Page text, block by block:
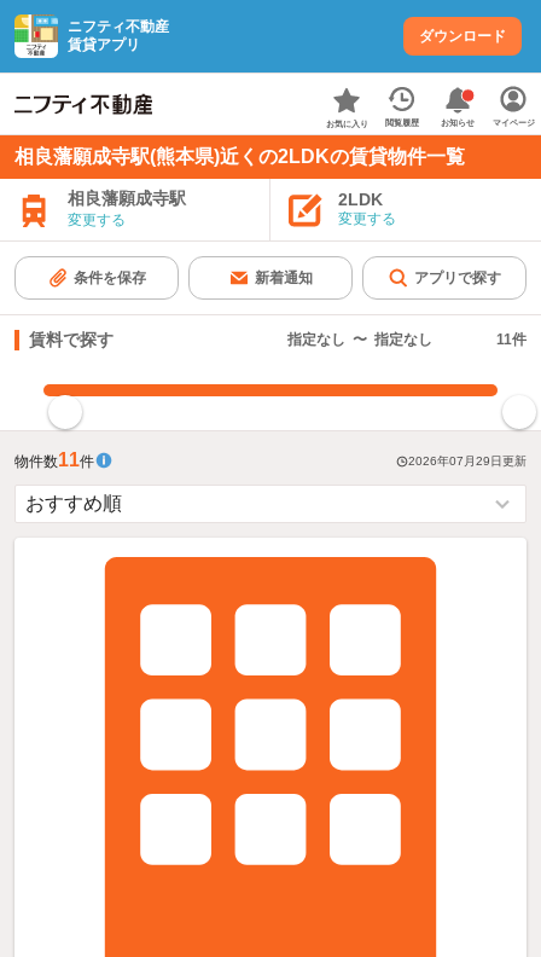
ニフティ不動産
賃貸アプリ
ダウンロード
お気に入り 閲覧履歴 お知らせ マイページ
相良藩願成寺駅(熊本県)近くの2LDKの賃貸物件一覧
相良藩願成寺駅
変更する
2LDK
変更する
条件を保存 新着通知 アプリで探す
賃料で探す 指定なし 〜 指定なし 11件
物件数11件 2026年07月29日更新